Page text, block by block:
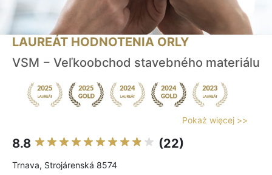
LAUREÁT HODNOTENIA ORLY
VSM − Veľkoobchod stavebného materiálu
Pokaż więcej >>
8.8 (22)
Trnava, Strojárenská 8574